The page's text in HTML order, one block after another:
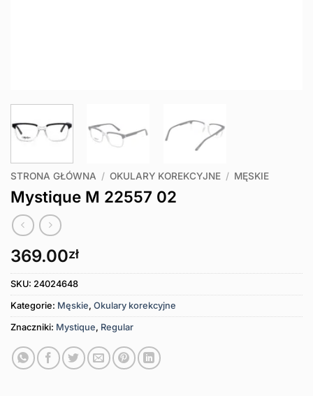
STRONA GŁÓWNA / OKULARY KOREKCYJNE / MĘSKIE
Mystique M 22557 02
369.00zł
SKU: 24024648
Kategorie: Męskie, Okulary korekcyjne
Znaczniki: Mystique, Regular